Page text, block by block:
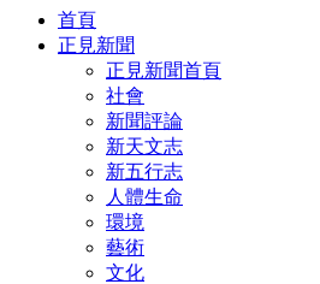
首頁
正見新聞
正見新聞首頁
社會
新聞評論
新天文志
新五行志
人體生命
環境
藝術
文化